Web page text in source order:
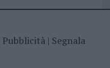
Pubblicità| Segnala